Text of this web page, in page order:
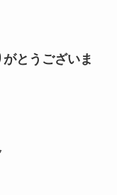
とうございま